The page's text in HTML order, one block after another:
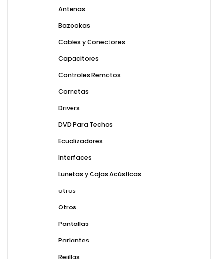
Antenas
Bazookas
Cables y Conectores
Capacitores
Controles Remotos
Cornetas
Drivers
DVD Para Techos
Ecualizadores
Interfaces
Lunetas y Cajas Acústicas
otros
Otros
Pantallas
Parlantes
Rejillas